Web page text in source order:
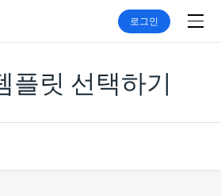
로그인
플릿 선택하기